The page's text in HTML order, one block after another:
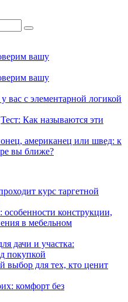
вашу
вашу
вас с элементарной логикой
Тест: Как называются эти
американец или швед: к
вы ближе?
курс таргетной
конструкции,
в мебельном
дачи и участка:
покупкой
выбор для тех, кто ценит
комфорт без